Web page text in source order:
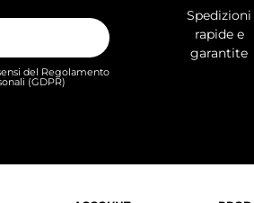
del Regolamento
(GDPR)
Spedizioni
rapide e
garantite